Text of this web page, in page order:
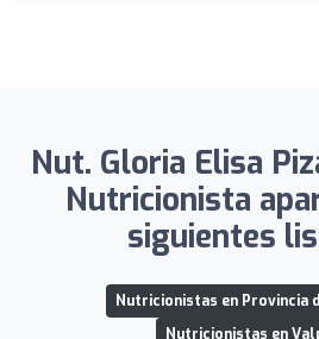
Nut. Gloria Elisa
Nutricionista
siguientes
Nutricionistas en Provincia
Nutricionistas en